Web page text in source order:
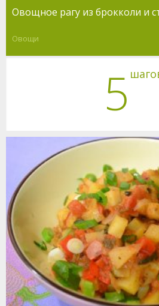
Овощное рагу из брокколи и
Овощи
5